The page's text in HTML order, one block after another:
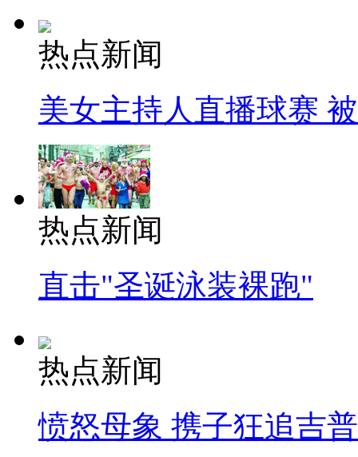
热点新闻
美女主持人直播球赛
热点新闻
直击"圣诞泳装裸跑"
热点新闻
愤怒母象 携子狂追吉